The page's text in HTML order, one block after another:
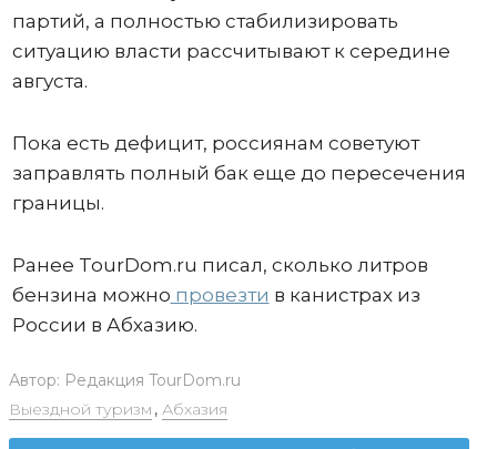
партий, а полностью стабилизировать
ситуацию власти рассчитывают к середине
августа.
Пока есть дефицит, россиянам советуют
заправлять полный бак еще до пересечения
границы.
Ранее TourDom.ru писал, сколько литров
бензина можно провезти в канистрах из
России в Абхазию.
Автор: Редакция TourDom.ru
Выездной туризм , Абхазия